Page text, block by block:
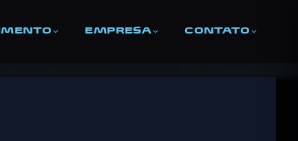
EMPRESA CONTATO